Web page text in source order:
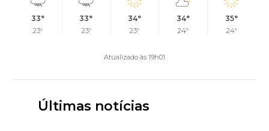
33°
23°
33°
23°
34°
23°
34°
24°
35°
24°
Atualizado às 19h01
Últimas notícias